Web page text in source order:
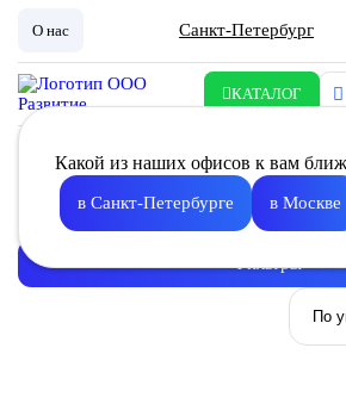
О нас Санкт-Петербург
КАТАЛОГ
Какой из наших офисов к вам
в Санкт-Петербурге в Москве
ПВУ Node7 EC
Описание
Фильтры